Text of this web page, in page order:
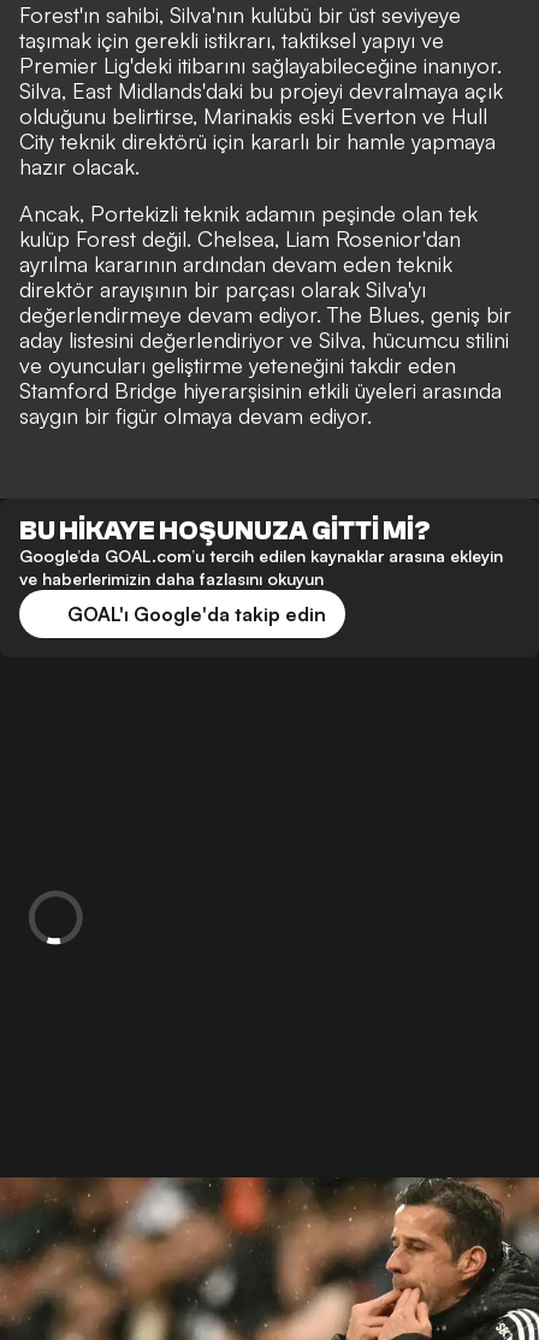
Forest'ın sahibi, Silva'nın kulübü bir üst seviyeye
taşımak için gerekli istikrarı, taktiksel yapıyı ve
Premier Lig'deki itibarını sağlayabileceğine inanıyor.
Silva, East Midlands'daki bu projeyi devralmaya açık
olduğunu belirtirse, Marinakis eski Everton ve Hull
City teknik direktörü için kararlı bir hamle yapmaya
hazır olacak.
Ancak, Portekizli teknik adamın peşinde olan tek
kulüp Forest değil. Chelsea, Liam Rosenior'dan
ayrılma kararının ardından devam eden teknik
direktör arayışının bir parçası olarak Silva'yı
değerlendirmeye devam ediyor. The Blues, geniş bir
aday listesini değerlendiriyor ve Silva, hücumcu stilini
ve oyuncuları geliştirme yeteneğini takdir eden
Stamford Bridge hiyerarşisinin etkili üyeleri arasında
saygın bir figür olmaya devam ediyor.
BU HİKAYE HOŞUNUZA GİTTİ Mİ?
Google’da GOAL.com’u tercih edilen kaynaklar arasına ekleyin
ve haberlerimizin daha fazlasını okuyun
GOAL'ı Google'da takip edin